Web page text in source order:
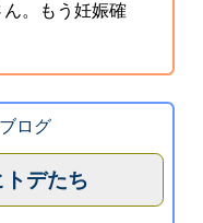
。もう妊娠確
ログ
デたち